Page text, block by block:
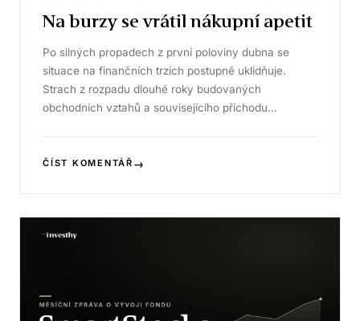
Na burzy se vrátil nákupní apetit
Po silných propadech z první poloviny dubna se
situace na finančních trzích postupně uklidňuje.
Strach z rozpadu dlouhé roky budovaných
obchodních vztahů a souvisejícího příchodu…
ČÍST KOMENTÁŘ →